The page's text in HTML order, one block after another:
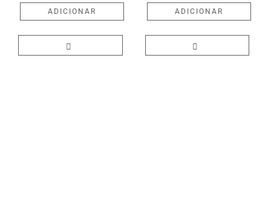
ADICIONAR ADICIONAR